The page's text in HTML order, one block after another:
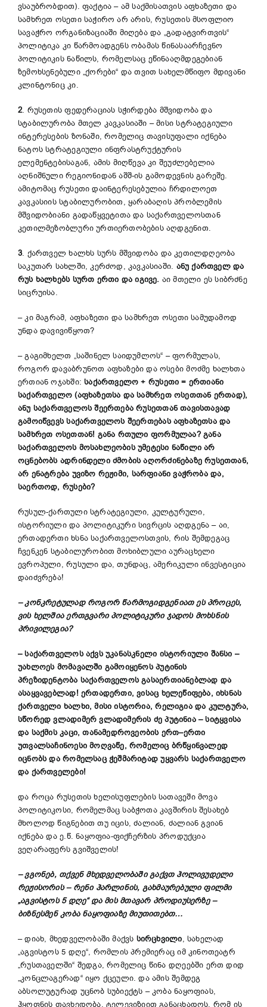
ვსაუბრობდით). ფაქტია – ამ საქმისათვის აფხაზეთი და
სამხრეთ ოსეთი საჭირო არ არის, რუსეთის მსოფლიო
სავაჭრო ორგანიზაციაში მიღება და „გადატვირთვის“
პოლიტიკა კი წარმოადგენს ობამას წინასაარჩევნო
პოლიტიკის ნაწილს, რომელსაც ეწინააღმდეგებიან
ზემოხსენებული „ქორები“ და თვით სახელმწიფო მდივანი
კლინტონიც კი.
2. რუსეთის ფედერაციას სჭირდება მშვიდობა და
სტაბილურობა მთელ კავკასიაში – მისი სტრატეგიული
ინტერესების ზონაში, რომელიც თავისუფალი იქნება
ნატოს სტრატეგიული ინფრასტრუქტურის
ელემენტებისაგან, ამის მიღწევა კი შეუძლებელია
აღნიშნული რეგიონიდან აშშ-ის გამოდევნის გარეშე.
ამიტომაც რუსეთი დაინტერესებულია ჩრდილოეთ
კავკასიის სტაბილურობით, ყარაბაღის პრობლემის
მშვიდობიანი გადაწყვეტითა და საქართველოსთან
კეთილმეზობლური ურთიერთობების აღდგენით.
3. ქართველ ხალხს სურს მშვიდობა და კეთილდღეობა
საკუთარ სახლში, კერძოდ, კავკასიაში. ანუ ქართველ და
რუს ხალხებს სურთ ერთი და იგივე. აი მთელი ეს სიბრძნე
სიცრუისა.
– კი მაგრამ, აფხაზეთი და სამხრეთ ოსეთი სამუდამოდ
უნდა დავივიწყოთ?
– გაგიმხელთ „საშინელ საიდუმლოს“ – ფორმულას,
როგორ დავაბრუნოთ აფხაზები და ოსები მოძმე ხალხთა
ერთიან ოჯახში:საქართველო + რუსეთი = ერთიანი
საქართველო (აფხაზეთსა და სამხრეთ ოსეთთან ერთად),
ანუ საქართველოს შეერთება რუსეთთან თავისთავად
გამოიწვევს საქართველოს შეერთებას აფხაზეთსა და
სამხრეთ ოსეთთან! განა რთული ფორმულაა?განა
საქართველოს მოსახლეობის უმეტესი ნაწილი არ
ოცნებობს ადრინდელი ძმობის აღორძინებაზე რუსეთთან,
არ ენატრება უვიზო რეჟიმი, სარფიანი ვაჭრობა და,
საერთოდ, რუსები?
რუსულ-ქართული სტრატეგიული, კულტურული,
ისტორიული და პოლიტიკური სივრცის აღდგენა – აი,
ერთადერთი ხსნა საქართველოსთვის, რის შემდეგაც
ჩვენკენ სტაბილურობით მოხიბლული აურაცხელი
ევროპული, რუსული და, თუნდაც, ამერიკული ინვესტიცია
დაიძვრება!
– კონკრეტულად როგორ წარმოგიდგენიათ ეს პროცეს,
ვის ხელშია ერთგვარი პოლიტიკური ჯადოს მოხსნის
პრივილეგია?
– საქართველოს აქვს უკანასკნელი ისტორიული შანსი –
უახლოეს მომავალში გამოიყენოს პუტინის
პრეზიდენტობა საქართველოს გასაერთიანებლად და
ასაყვავებლად! ერთადერთი,ვისაც ხელეწიფება,იხსნას
ქართველი ხალხი,მისი ისტორია,რელიგია და კულტურა,
სწორედ ვლადიმერ ვლადიმერის ძე პუტინია – სიტყვისა
და საქმის კაცი,თანამედროვეობის ერთ–ერთი
უთვალსაჩინოესი მოღვაწე,რომელიც ბრწყინვალედ
იცნობს და რომელსაც ჭეშმარიტად უყვარს საქართველო
და ქართველები!
და როცა რუსეთის ხელისუფლების სათავეში მოვა
პოლიტიკოსი, რომელმაც საბჭოთა კავშირის შესახებ
მხოლოდ წიგნებით თუ იცის, ძალიან, ძალიან გვიან
იქნება და ე.წ. ნაყოფია-ფიქჩერზის პროდუქცია
ვეღარაფერს გვიშველის!
– ვგონებ, თქვენ მხედველობაში გაქვთ ჰოლივუდელი
რეჟისორის – რენი ჰარლინის, გახმაურებული ფილმი
„აგვისტოს5დღე“ და მის მთავარ პროდიუსერზე –
ბიზნესმენ კობა ნაყოფიაზე მიუთითებთ…
– დიახ, მხედველობაში მაქვს სირცხვილი, სახელად
„აგვისტოს 5 დღე“, რომლის პრემიერაც იმ კინოთეატრ
„რუსთაველში“ შედგა, რომელიც წინა დღეებში ერთ დიდ
„კონცლაგერად“ იყო ქცეული. და ამის შემდეგ
აბსოლუტურად უცნობ სუბიექტს – კობა ნაყოფიას,
ჰყოფნის თავხედობა, ტელევიზიით განაცხადოს, რომ ის